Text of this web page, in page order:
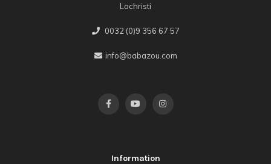
Lochristi
0032 (0)9 356 67 57
info@babazou.com
Information